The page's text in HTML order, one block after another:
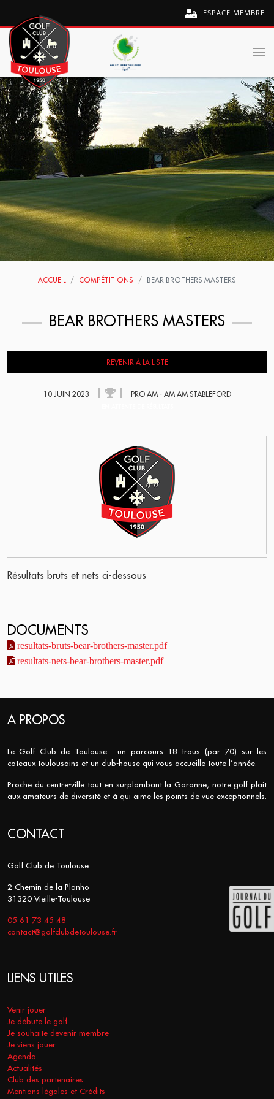
ESPACE MEMBRE
ACCUEIL COMPÉTITIONS BEAR BROTHERS MASTERS
BEAR BROTHERS MASTERS
REVENIR À LA LISTE
10 JUIN 2023 PRO AM - AM AM STABLEFORD
Résultats bruts et nets ci-dessous
DOCUMENTS
resultats-bruts-bear-brothers-master.pdf
resultats-nets-bear-brothers-master.pdf
A PROPOS
Le Golf Club de Toulouse : un parcours 18 trous (par 70) sur les
coteaux toulousains et un club-house qui vous accueille toute l’année.
Proche du centre-ville tout en surplombant la Garonne, notre golf plait
aux amateurs de diversité et à qui aime les points de vue exceptionnels.
CONTACT
Golf Club de Toulouse
2 Chemin de la Planho
31320 Vieille-Toulouse
05 61 73 45 48
contact@golfclubdetoulouse.fr
LIENS UTILES
Venir jouer
Je débute le golf
Je souhaite devenir membre
Je viens jouer
Agenda
Actualités
Club des partenaires
Mentions légales et Crédits